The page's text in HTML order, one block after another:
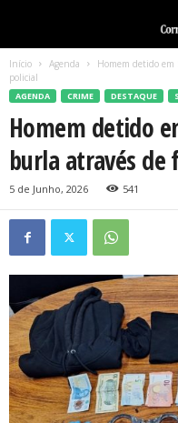
Início Agenda
Homem detido em
policial
AGENDA CRIME DESTAQUE
Homem detido
burla através de
5 de Junho, 2026 541